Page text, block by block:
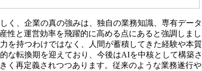
く、企業の真の強みは、独自の業務知識、専有デー
性と運営効率を飛躍的に高める点にあると強調しま
を持つわけではなく、人間が蓄積してきた経験や本
な転換期を迎えており、今後はAIを中核として構築
再定義されつつあります。従来のような業務遂行